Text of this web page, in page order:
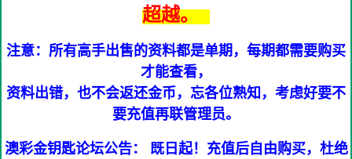
超越。
注意：所有高手出售的资料都是单期，每期都需要购买
才能查看，
资料出错，也不会返还金币，忘各位熟知，考虑好要不
要充值再联管理员。
澳彩金钥匙论坛公告： 既日起！充值后自由购买，杜绝